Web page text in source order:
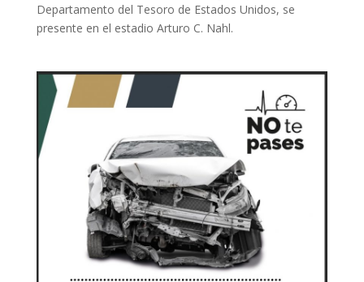
Departamento del Tesoro de Estados Unidos, se
presente en el estadio Arturo C. Nahl.